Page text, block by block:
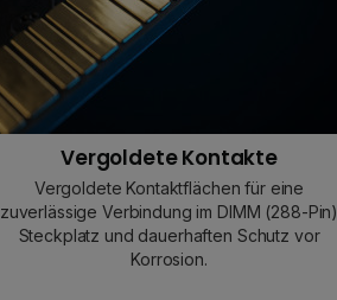
Vergoldete Kontakte
Vergoldete Kontaktflächen für eine
zuverlässige Verbindung im DIMM (288-Pin)
Steckplatz und dauerhaften Schutz vor
Korrosion.